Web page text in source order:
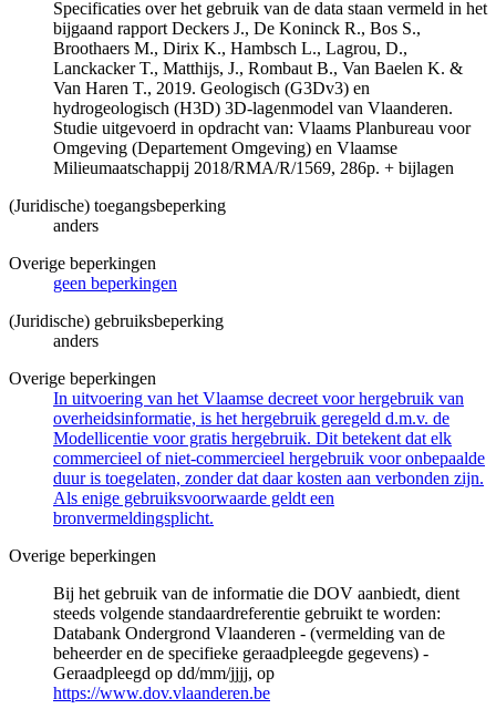
Specificaties over het gebruik van de data staan vermeld in het
bijgaand rapport Deckers J., De Koninck R., Bos S.,
Broothaers M., Dirix K., Hambsch L., Lagrou, D.,
Lanckacker T., Matthijs, J., Rombaut B., Van Baelen K. &
Van Haren T., 2019. Geologisch (G3Dv3) en
hydrogeologisch (H3D) 3D-lagenmodel van Vlaanderen.
Studie uitgevoerd in opdracht van: Vlaams Planbureau voor
Omgeving (Departement Omgeving) en Vlaamse
Milieumaatschappij 2018/RMA/R/1569, 286p. + bijlagen
(Juridische) toegangsbeperking
anders
Overige beperkingen
geen beperkingen
(Juridische) gebruiksbeperking
anders
Overige beperkingen
In uitvoering van het Vlaamse decreet voor hergebruik van
overheidsinformatie, is het hergebruik geregeld d.m.v. de
Modellicentie voor gratis hergebruik. Dit betekent dat elk
commercieel of niet-commercieel hergebruik voor onbepaalde
duur is toegelaten, zonder dat daar kosten aan verbonden zijn.
Als enige gebruiksvoorwaarde geldt een
bronvermeldingsplicht.
Overige beperkingen
Bij het gebruik van de informatie die DOV aanbiedt, dient
steeds volgende standaardreferentie gebruikt te worden:
Databank Ondergrond Vlaanderen - (vermelding van de
beheerder en de specifieke geraadpleegde gegevens) -
Geraadpleegd op dd/mm/jjjj, op
https://www.dov.vlaanderen.be